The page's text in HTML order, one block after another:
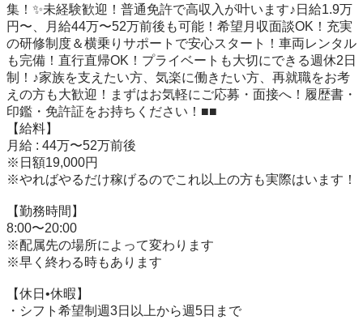
集！✨未経験歓迎！普通免許で高収入が叶います♪日給1.9万
円〜、月給44万〜52万前後も可能！希望月収面談OK！充実
の研修制度＆横乗りサポートで安心スタート！車両レンタル
も完備！直行直帰OK！プライベートも大切にできる週休2日
制！♪家族を支えたい方、気楽に働きたい方、再就職をお考
えの方も大歓迎！まずはお気軽にご応募・面接へ！履歴書・
印鑑・免許証をお持ちください！■■
【給料】
月給 : 44万〜52万前後
※日額19,000円
※やればやるだけ稼げるのでこれ以上の方も実際はいます！
【勤務時間】
8:00〜20:00
※配属先の場所によって変わります
※早く終わる時もあります
【休日•休暇】
・シフト希望制週3日以上から週5日まで